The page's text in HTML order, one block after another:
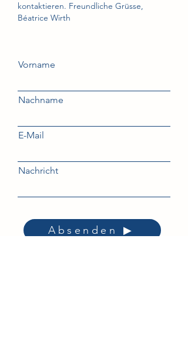
kontaktieren. Freundliche Grüsse,
Béatrice Wirth
Vorname
Nachname
E-Mail
Nachricht
Absenden ▶︎